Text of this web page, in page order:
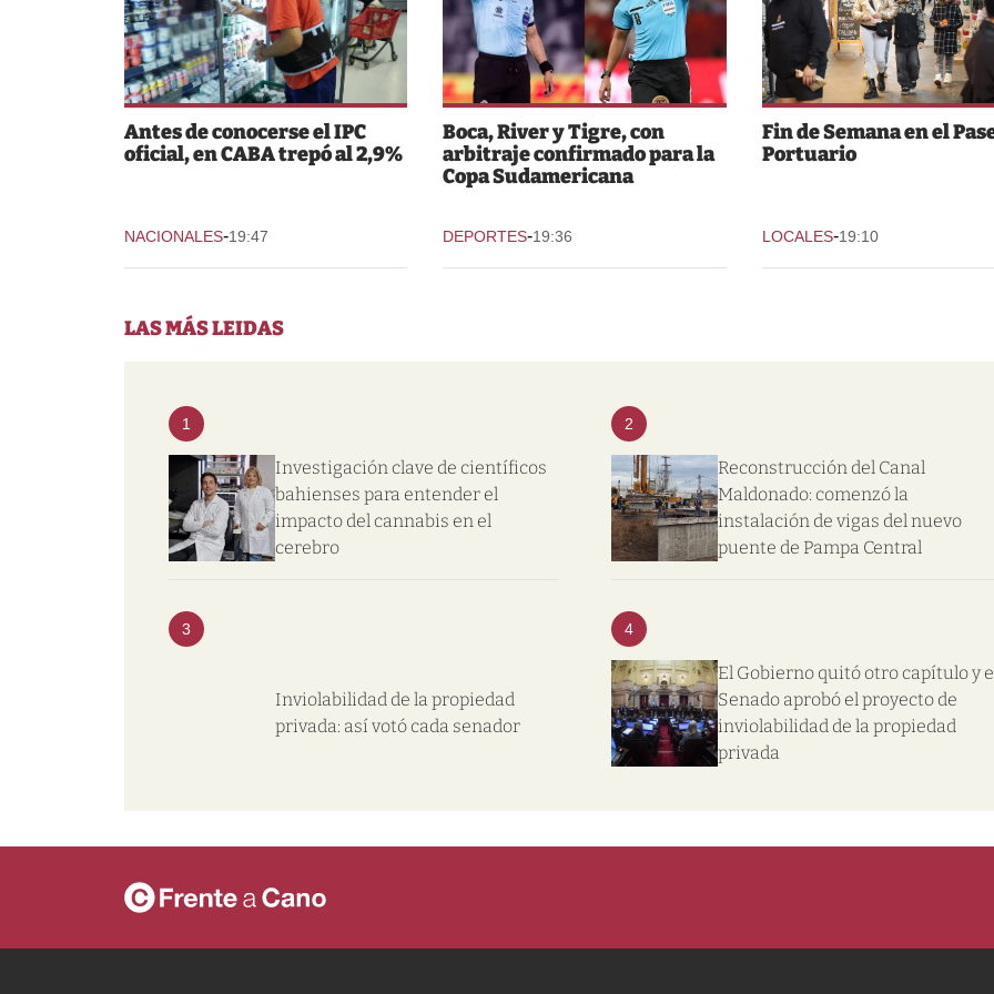
Antes de conocerse el IPC
oficial, en CABA trepó al 2,9%
NACIONALES-19:47
Boca, River y Tigre, con
arbitraje confirmado para la
Copa Sudamericana
DEPORTES-19:36
Fin de Semana en el
Portuario
LOCALES-19:10
LAS MÁS LEIDAS
1
Investigación clave de científicos
bahienses para entender el
impacto del cannabis en el
cerebro
2
Reconstrucción del Canal
Maldonado: comenzó la
instalación de vigas del nuevo
puente de Pampa Central
3
Inviolabilidad de la propiedad
privada: así votó cada senador
4
El Gobierno quitó otro capítulo y
Senado aprobó el proyecto de
inviolabilidad de la propiedad
privada